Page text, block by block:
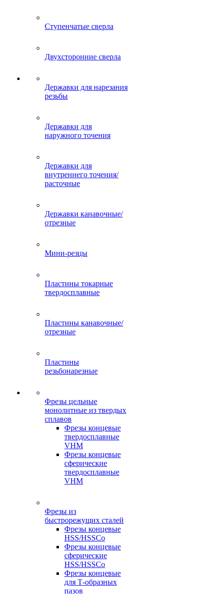
Ступенчатые сверла
Двухсторонние сверла
Державки для нарезания
резьбы
Державки для
наружного точения
Державки для
внутреннего точения/
расточные
Державки канавочные/
отрезные
Мини-резцы
Пластины токарные
твердосплавные
Пластины канавочные/
отрезные
Пластины
резьбонарезные
Фрезы цельные
монолитные из твердых
сплавов
Фрезы концевые
твердосплавные
VHM
Фрезы концевые
сферические
твердосплавные
VHM
Фрезы из
быстрорежущих сталей
Фрезы концевые
HSS/HSSCo
Фрезы концевые
сферические
HSS/HSSCo
Фрезы концевые
для Т-образных
пазов